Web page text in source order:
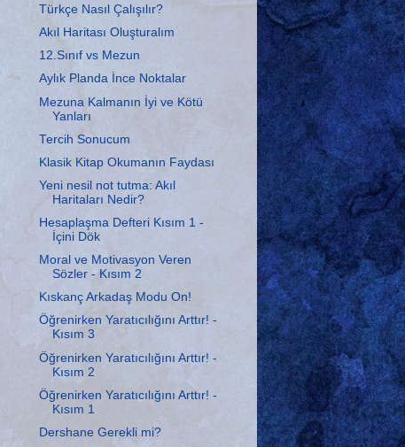
Türkçe Nasıl Çalışılır?
Akıl Haritası Oluşturalım
12.Sınıf vs Mezun
Aylık Planda İnce Noktalar
Mezuna Kalmanın İyi ve Kötü
Yanları
Tercih Sonucum
Klasik Kitap Okumanın Faydası
Yeni nesil not tutma: Akıl
Haritaları Nedir?
Hesaplaşma Defteri Kısım 1 -
İçini Dök
Moral ve Motivasyon Veren
Sözler - Kısım 2
Kıskanç Arkadaş Modu On!
Öğrenirken Yaratıcılığını Arttır! -
Kısım 3
Öğrenirken Yaratıcılığını Arttır! -
Kısım 2
Öğrenirken Yaratıcılığını Arttır! -
Kısım 1
Dershane Gerekli mi?